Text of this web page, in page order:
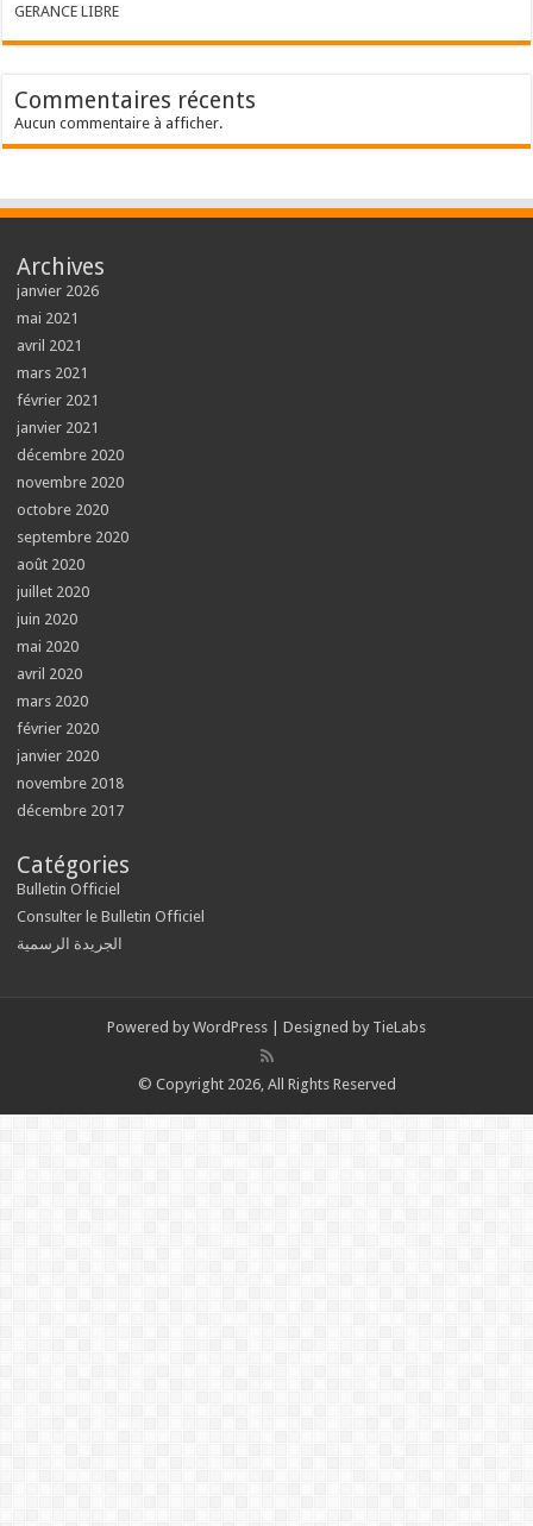
GERANCE LIBRE
Commentaires récents
Aucun commentaire à afficher.
Archives
janvier 2026
mai 2021
avril 2021
mars 2021
février 2021
janvier 2021
décembre 2020
novembre 2020
octobre 2020
septembre 2020
août 2020
juillet 2020
juin 2020
mai 2020
avril 2020
mars 2020
février 2020
janvier 2020
novembre 2018
décembre 2017
Catégories
Bulletin Officiel
Consulter le Bulletin Officiel
الجريدة الرسمية
Powered by WordPress | Designed by TieLabs
© Copyright 2026, All Rights Reserved